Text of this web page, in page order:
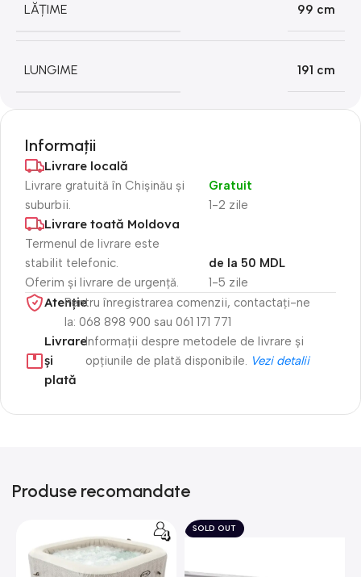
LĂȚIME 99 cm
LUNGIME 191 cm
Informații
Livrare locală
Livrare gratuită în Chișinău și
suburbii.
1-2 zile
Gratuit
Livrare toată Moldova
Termenul de livrare este
stabilit telefonic.
Oferim și livrare de urgență.
1-5 zile
de la 50 MDL
Atenție​Pentru înregistrarea comenzii, contactați-ne
la: 068 898 900 sau 061 171 771
Livrare
și
plată
Informații despre metodele de livrare și
opțiunile de plată disponibile. Vezi detalii
Produse recomandate
SOLD OUT